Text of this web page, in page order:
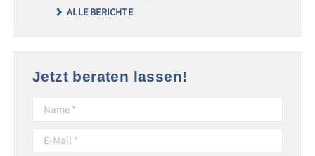
ALLE BERICHTE
Jetzt beraten lassen!